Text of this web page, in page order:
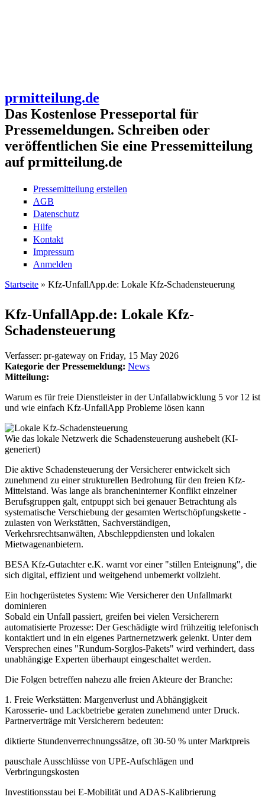
prmitteilung.de
Das Kostenlose Presseportal für
Pressemeldungen. Schreiben oder
veröffentlichen Sie eine Pressemitteilung
auf prmitteilung.de
Pressemitteilung erstellen
AGB
Datenschutz
Hilfe
Kontakt
Impressum
Anmelden
Startseite » Kfz-UnfallApp.de: Lokale Kfz-Schadensteuerung
Kfz-UnfallApp.de: Lokale Kfz-
Schadensteuerung
Verfasser: pr-gateway on Friday, 15 May 2026
Kategorie der Pressemeldung: News
Mitteilung:
Warum es für freie Dienstleister in der Unfallabwicklung 5 vor 12 ist
und wie einfach Kfz-UnfallApp Probleme lösen kann
Wie das lokale Netzwerk die Schadensteuerung aushebelt (KI-
generiert)
Die aktive Schadensteuerung der Versicherer entwickelt sich
zunehmend zu einer strukturellen Bedrohung für den freien Kfz-
Mittelstand. Was lange als brancheninterner Konflikt einzelner
Berufsgruppen galt, entpuppt sich bei genauer Betrachtung als
systematische Verschiebung der gesamten Wertschöpfungskette -
zulasten von Werkstätten, Sachverständigen,
Verkehrsrechtsanwälten, Abschleppdiensten und lokalen
Mietwagenanbietern.
BESA Kfz-Gutachter e.K. warnt vor einer "stillen Enteignung", die
sich digital, effizient und weitgehend unbemerkt vollzieht.
Ein hochgerüstetes System: Wie Versicherer den Unfallmarkt
dominieren
Sobald ein Unfall passiert, greifen bei vielen Versicherern
automatisierte Prozesse: Der Geschädigte wird frühzeitig telefonisch
kontaktiert und in ein eigenes Partnernetzwerk gelenkt. Unter dem
Versprechen eines "Rundum-Sorglos-Pakets" wird verhindert, dass
unabhängige Experten überhaupt eingeschaltet werden.
Die Folgen betreffen nahezu alle freien Akteure der Branche:
1. Freie Werkstätten: Margenverlust und Abhängigkeit
Karosserie- und Lackbetriebe geraten zunehmend unter Druck.
Partnerverträge mit Versicherern bedeuten:
diktierte Stundenverrechnungssätze, oft 30-50 % unter Marktpreis
pauschale Ausschlüsse von UPE-Aufschlägen und
Verbringungskosten
Investitionsstau bei E-Mobilität und ADAS-Kalibrierung